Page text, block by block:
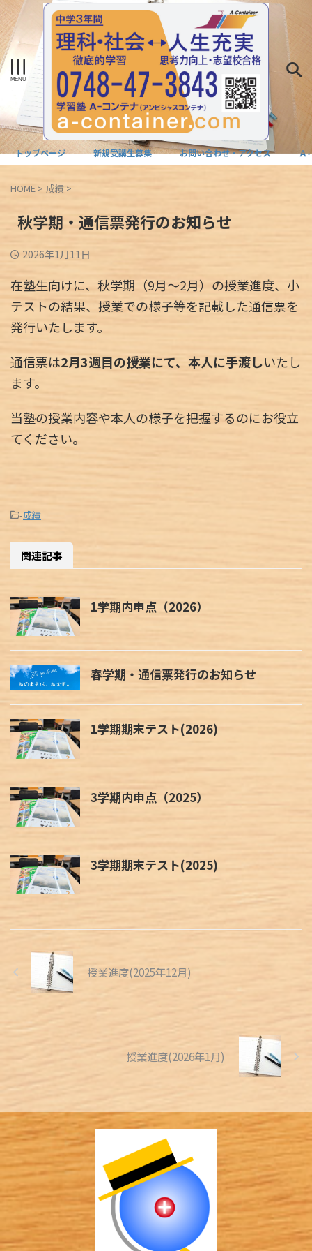
トップページ 新規受講生募集 お問い合わせ・アクセス Ａ
HOME > 成績 >
秋学期・通信票発行のお知らせ
2026年1月11日
在塾生向けに、秋学期（9月～2月）の授業進度、小
テストの結果、授業での様子等を記載した通信票を
発行いたします。
通信票は2月3週目の授業にて、本人に手渡しいたし
ます。
当塾の授業内容や本人の様子を把握するのにお役立
てください。
-成績
関連記事
1学期内申点（2026）
春学期・通信票発行のお知らせ
1学期期末テスト(2026)
3学期内申点（2025）
3学期期末テスト(2025)
授業進度(2025年12月)
授業進度(2026年1月)